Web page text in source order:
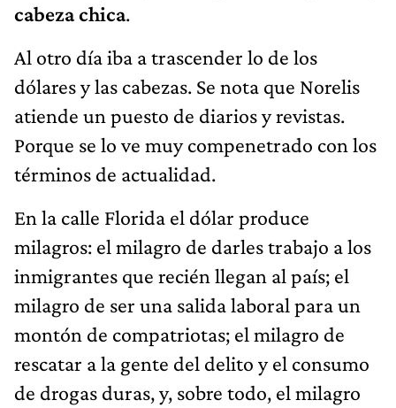
cabeza chica.
Al otro día iba a trascender lo de los
dólares y las cabezas. Se nota que Norelis
atiende un puesto de diarios y revistas.
Porque se lo ve muy compenetrado con los
términos de actualidad.
En la calle Florida el dólar produce
milagros: el milagro de darles trabajo a los
inmigrantes que recién llegan al país; el
milagro de ser una salida laboral para un
montón de compatriotas; el milagro de
rescatar a la gente del delito y el consumo
de drogas duras, y, sobre todo, el milagro